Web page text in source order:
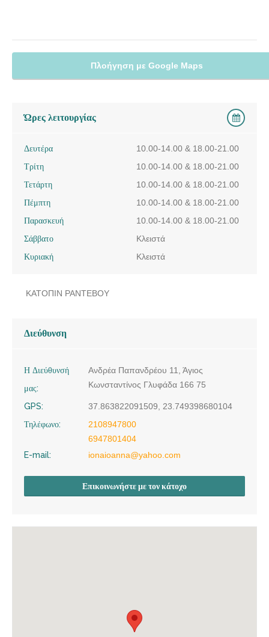
Πλοήγηση με Google Maps
Ώρες λειτουργίας
Δευτέρα
10.00-14.00 & 18.00-21.00
Τρίτη
10.00-14.00 & 18.00-21.00
Τετάρτη
10.00-14.00 & 18.00-21.00
Πέμπτη
10.00-14.00 & 18.00-21.00
Παρασκευή
10.00-14.00 & 18.00-21.00
Σάββατο
Κλειστά
Κυριακή
Κλειστά
ΚΑΤΟΠΙΝ ΡΑΝΤΕΒΟΥ
Διεύθυνση
Η Διεύθυνσή
μας:
Ανδρέα Παπανδρέου 11, Άγιος
Κωνσταντίνος Γλυφάδα 166 75
GPS:
37.863822091509, 23.749398680104
Τηλέφωνο:
2108947800
6947801404
E-mail:
ionaioanna@yahoo.com
Επικοινωνήστε με τον κάτοχο